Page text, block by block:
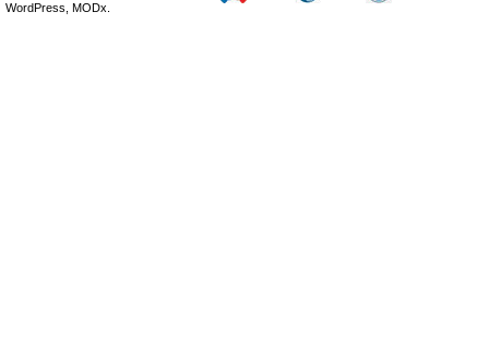
WordPress, MODx.